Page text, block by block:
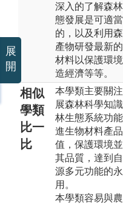
深入的了解森
態發展是可適當
的，以及利用
產物研發最新
材料以保護環
造經濟等等。
相似
學類
比一
比
本學類主要關
展森林科學知
林生態系統功
進生物材料產
值，保護環境
其品質，達到
源多元功能的
用。
本學類容易與農
展
開